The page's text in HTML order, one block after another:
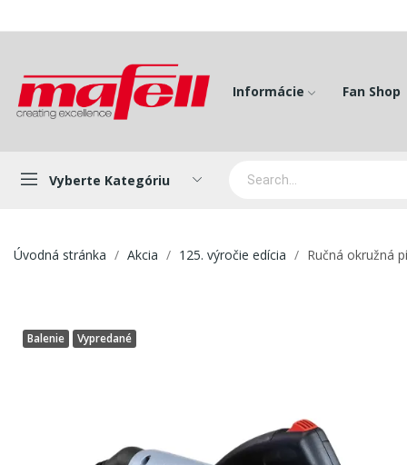
Informácie Fan Shop
Vyberte Kategóriu
Úvodná stránka Akcia 125. výročie edícia Ručná okružná
Balenie Vypredané